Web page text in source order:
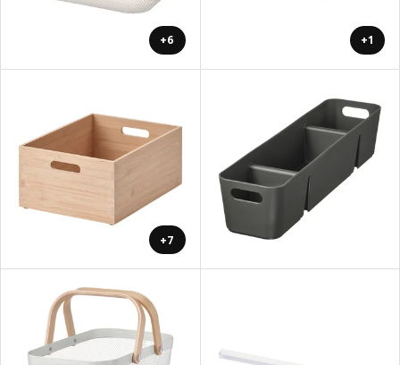
+6 +1
+7